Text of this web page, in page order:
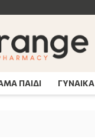
ΠΑΙΔΙ ΓΥΝΑΙΚΑ